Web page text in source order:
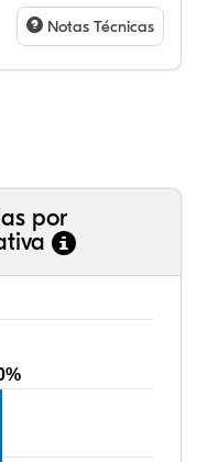
Notas Técnicas
por